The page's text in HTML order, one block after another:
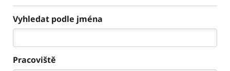
Vyhledat podle jména
Pracoviště